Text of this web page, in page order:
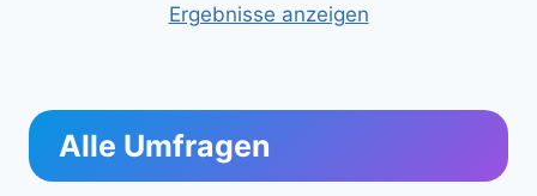
Ergebnisse anzeigen
Alle Umfragen